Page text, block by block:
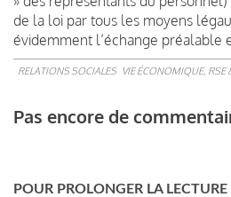
de la loi par tous les moyens
évidemment l’échange préalable
RELATIONS SOCIALES VIE ÉCONOMIQUE, RSE
Pas encore de
POUR PROLONGER LA LECTURE